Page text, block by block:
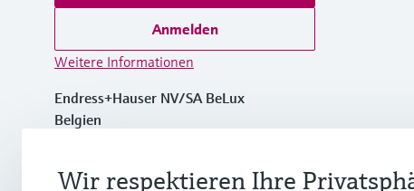
Anmelden
Weitere Informationen
Endress+Hauser NV/SA BeLux
Belgien
+32 (0)2 248 06 00
Wir respektieren Ihre